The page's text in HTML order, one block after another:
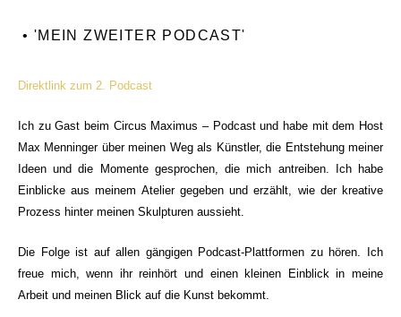
• 'MEIN ZWEITER PODCAST'
Direktlink zum 2. Podcast
Ich zu Gast beim Circus Maximus – Podcast und habe mit dem Host
Max Menninger über meinen Weg als Künstler, die Entstehung meiner
Ideen und die Momente gesprochen, die mich antreiben. Ich habe
Einblicke aus meinem Atelier gegeben und erzählt, wie der kreative
Prozess hinter meinen Skulpturen aussieht.
Die Folge ist auf allen gängigen Podcast‑Plattformen zu hören. Ich
freue mich, wenn ihr reinhört und einen kleinen Einblick in meine
Arbeit und meinen Blick auf die Kunst bekommt.